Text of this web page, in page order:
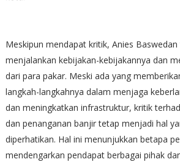
Meskipun mendapat kritik, Anies
menjalankan kebijakan-kebijakannya dan
dari para pakar. Meski ada yang
langkah-langkahnya dalam menjaga
dan meningkatkan infrastruktur, kritik
dan penanganan banjir tetap menjadi hal
diperhatikan. Hal ini menunjukkan betapa
mendengarkan pendapat berbagai pihak